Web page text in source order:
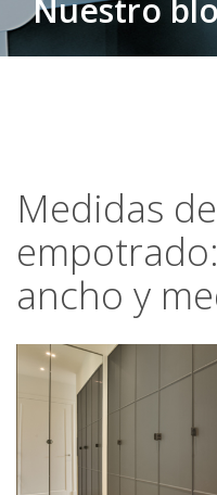
Nuestro
Medidas
ancho y